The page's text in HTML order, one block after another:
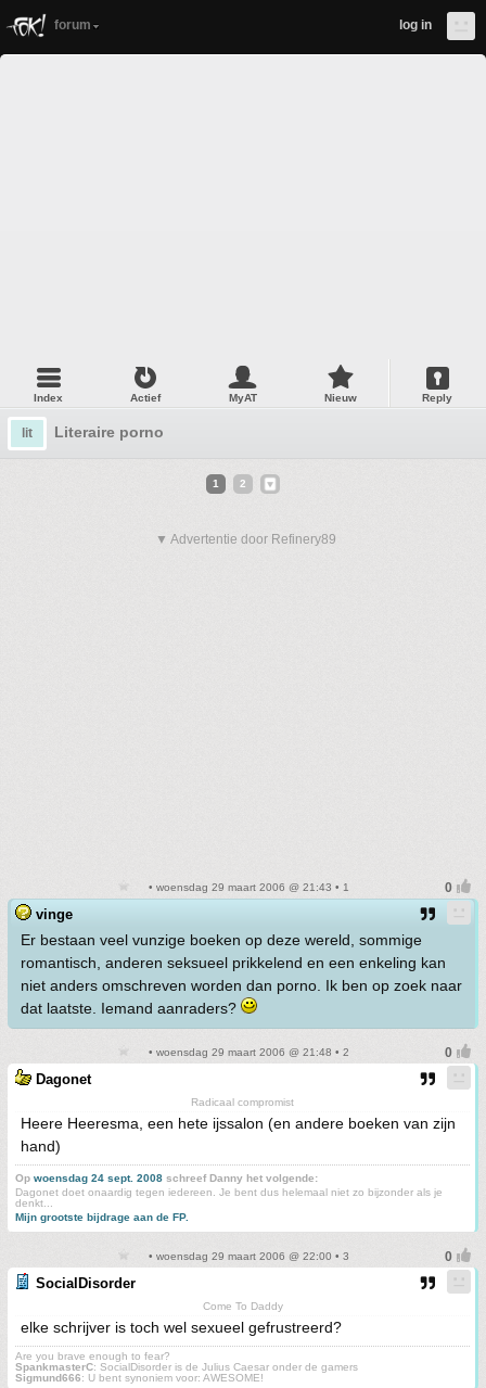
forum log in
Index Actief MyAT Nieuw Reply
lit Literaire porno
1 2
▼ Advertentie door Refinery89
• woensdag 29 maart 2006 @ 21:43 • 1
vinge
Er bestaan veel vunzige boeken op deze wereld, sommige
romantisch, anderen seksueel prikkelend en een enkeling kan
niet anders omschreven worden dan porno. Ik ben op zoek naar
dat laatste. Iemand aanraders?
• woensdag 29 maart 2006 @ 21:48 • 2
Dagonet
Radicaal compromist
Heere Heeresma, een hete ijssalon (en andere boeken van zijn
hand)
Op woensdag 24 sept. 2008 schreef Danny het volgende:
Dagonet doet onaardig tegen iedereen. Je bent dus helemaal niet zo bijzonder als je
denkt...
Mijn grootste bijdrage aan de FP.
• woensdag 29 maart 2006 @ 22:00 • 3
SocialDisorder
Come To Daddy
elke schrijver is toch wel sexueel gefrustreerd?
Are you brave enough to fear?
SpankmasterC: SocialDisorder is de Julius Caesar onder de gamers
Sigmund666: U bent synoniem voor: AWESOME!